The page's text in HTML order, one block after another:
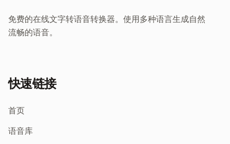
免费的在线文字转语音转换器。使用多种语言生成自然
流畅的语音。
快速链接
首页
语音库